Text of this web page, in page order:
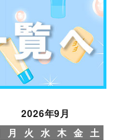
2026年9月
月 火 水 木 金 土